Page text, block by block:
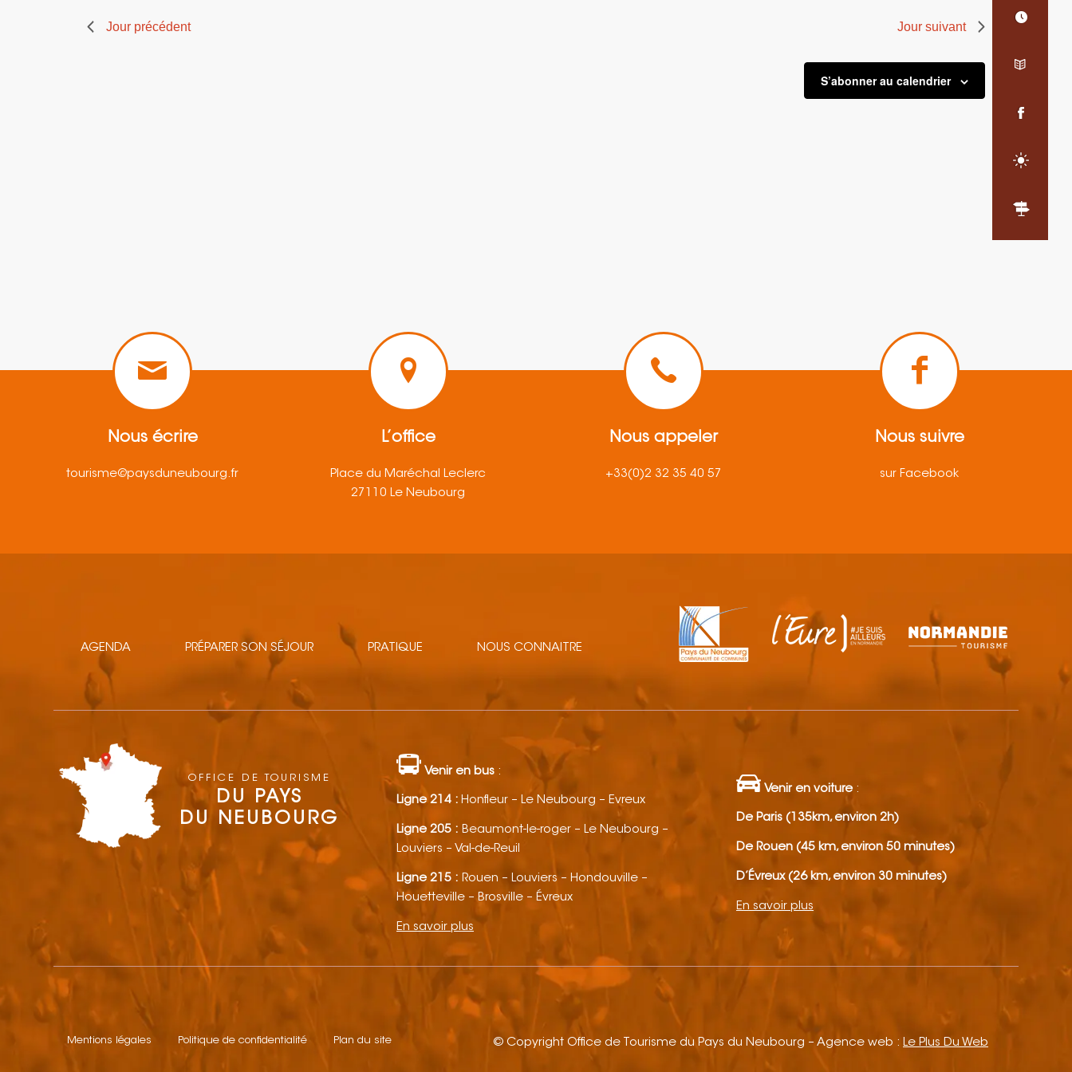
Jour précédent Jour suivant
S’abonner au calendrier
Nous écrire
tourisme@paysduneubourg.fr
L’office
Place du Maréchal Leclerc
27110 Le Neubourg
Nous appeler
+33(0)2 32 35 40 57
Nous suivre
sur Facebook
AGENDA PRÉPARER SON SÉJOUR PRATIQUE NOUS CONNAITRE
OFFICE DE TOURISME
DU PAYS
DU NEUBOURG
Venir en bus :
Ligne 214 : Honfleur – Le Neubourg – Evreux
Ligne 205 : Beaumont-le-roger – Le Neubourg –
Louviers – Val-de-Reuil
Ligne 215 : Rouen – Louviers – Hondouville –
Houetteville – Brosville – Évreux
En savoir plus
Venir en voiture :
De Paris (135km, environ 2h)
De Rouen (45 km, environ 50 minutes)
D’Évreux (26 km, environ 30 minutes)
En savoir plus
Mentions légales Politique de confidentialité Plan du site © Copyright Office de Tourisme du Pays du Neubourg – Agence web : Le Plus Du Web